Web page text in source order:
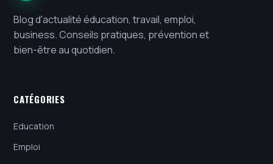
Blog d'actualité éducation, travail, emploi,
business. Conseils pratiques, prévention et
bien-être au quotidien.
CATÉGORIES
Education
Emploi